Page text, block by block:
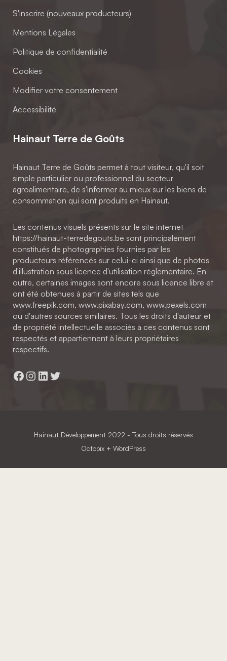
S'inscrire (nouveaux producteurs)
Mentions Légales
Politique de confidentialité
Cookies
Modifier votre consentement
Accessibilité
Hainaut Terre de Goûts
Hainaut Terre de Goûts permet à tout visiteur, qu'il soit
simple particulier ou professionnel du secteur
agroalimentaire, de s'informer au mieux sur les biens de
consommation qui sont produits en Hainaut.
Les contenus visuels présents sur le site internet
https://hainaut-terredegouts.be sont principalement
constitués de photographies fournies par les
producteurs référencés sur celui-ci ainsi que de photos
d'illustration sous licence d'utilisation réglementaire. En
outre, certaines images sont encore sous licence libre et
ont été obtenues à partir de sites tels que
www.freepik.com, www.pixabay.com, www.pexels.com
ou d'autres sources similaires. Tous les droits d'auteur et
de propriété intellectuelle associés à ces contenus sont
respectés et appartiennent à leurs propriétaires
respectifs.
Facebook
Instagram
LinkedIn
Twitter
Hainaut Développement 2022 - Tous droits réservés
Octopix + WordPress